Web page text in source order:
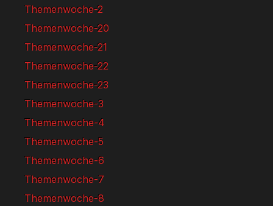
Themenwoche-2
Themenwoche-20
Themenwoche-21
Themenwoche-22
Themenwoche-23
Themenwoche-3
Themenwoche-4
Themenwoche-5
Themenwoche-6
Themenwoche-7
Themenwoche-8